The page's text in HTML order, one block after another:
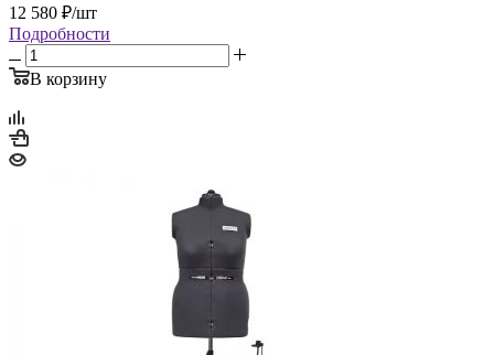
12 580 ₽/шт
Подробности
В корзину